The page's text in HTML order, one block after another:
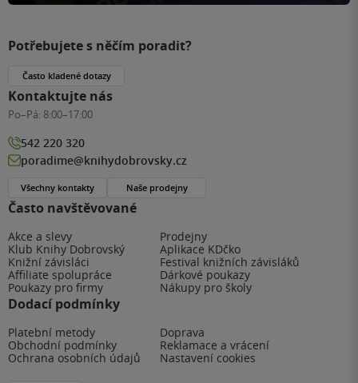
Často navštěvované
Akce a slevy
Prodejny
Klub Knihy Dobrovský
Aplikace KDčko
Knižní závisláci
Festival knižních závisláků
Affiliate spolupráce
Dárkové poukazy
Poukazy pro firmy
Nákupy pro školy
Dodací podmínky
Platební metody
Doprava
Obchodní podmínky
Reklamace a vrácení
Ochrana osobních údajů
Nastavení cookies
Potřebujete s něčím poradit?
Často kladené dotazy
Kontaktujte nás
Po–Pá: 8:00–17:00
542 220 320
poradime@knihydobrovsky.cz
Všechny kontakty Naše prodejny